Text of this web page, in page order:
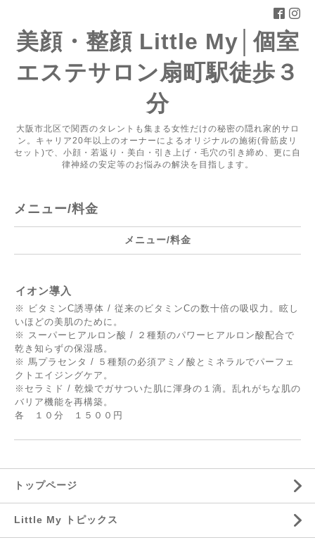
美顔・整顔 Little My│個室
エステサロン扇町駅徒歩３
分
大阪市北区で関西のタレントも集まる女性だけの秘密の隠れ家的サロ
ン。キャリア20年以上のオーナーによるオリジナルの施術(骨筋皮リ
セット)で、小顔・若返り・美白・引き上げ・毛穴の引き締め、更に自
律神経の安定等のお悩みの解決を目指します。
メニュー/料金
メニュー/料金
イオン導入
※ ビタミンC誘導体 / 従来のビタミンCの数十倍の吸収力。眩し
いほどの美肌のために。
※ スーパーヒアルロン酸 / ２種類のパワーヒアルロン酸配合で
乾き知らずの保湿感。
※ 馬プラセンタ / ５種類の必須アミノ酸とミネラルでパーフェ
クトエイジングケア。
※セラミド / 乾燥でガサついた肌に渾身の１滴。乱れがちな肌の
バリア機能を再構築。
各 １０分 １５００円
トップページ
Little My トピックス